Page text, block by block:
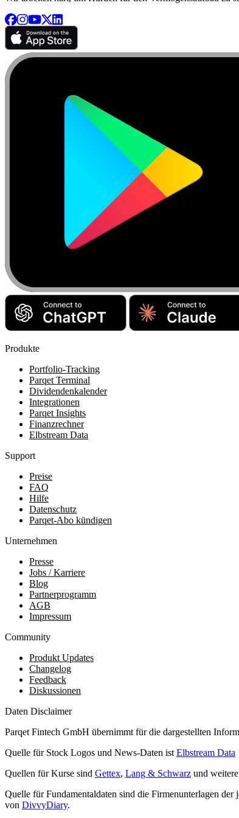
Produkte
Portfolio-Tracking
Parqet Terminal
Dividendenkalender
Integrationen
Parqet Insights
Finanzrechner
Elbstream Data
Support
Preise
FAQ
Hilfe
Datenschutz
Parqet-Abo kündigen
Unternehmen
Presse
Jobs / Karriere
Blog
Partnerprogramm
AGB
Impressum
Community
Produkt Updates
Changelog
Feedback
Diskussionen
Daten Disclaimer
Parqet Fintech GmbH übernimmt für die dargestellten
Quelle für Stock Logos und News-Daten ist Elbstream Data
Quellen für Kurse sind Gettex, Lang & Schwarz und
Quelle für Fundamentaldaten sind die Firmenunterlagen
von DivvyDiary.